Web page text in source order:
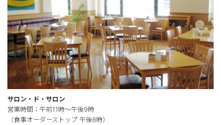
サロン・ド・サロン
営業時間：午前11時～午後9時
（食事オーダーストップ 午後8時）